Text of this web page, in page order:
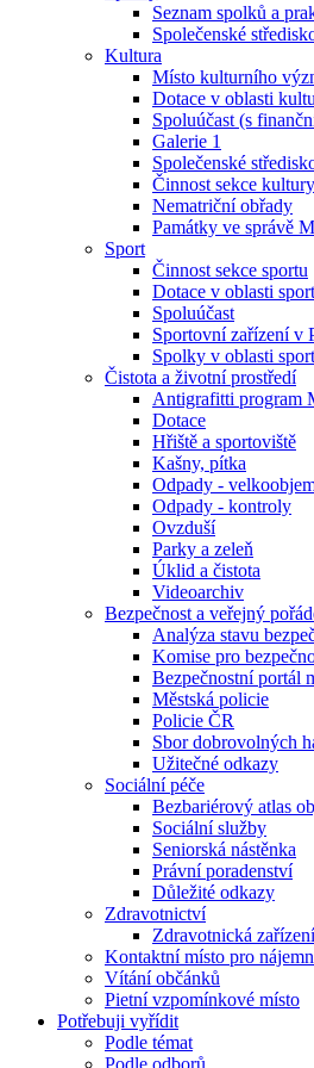
Seznam spolků a
Společenské
Kultura
Místo kulturního
Dotace v oblasti
Spoluúčast (s
Galerie 1
Společenské
Činnost sekce kultury
Nematriční obřady
Památky ve správě
Sport
Činnost sekce sportu
Dotace v oblasti
Spoluúčast
Sportovní zařízení v
Spolky v oblasti
Čistota a životní prostředí
Antigrafitti program
Dotace
Hřiště a sportoviště
Kašny, pítka
Odpady -
Odpady - kontroly
Ovzduší
Parky a zeleň
Úklid a čistota
Videoarchiv
Bezpečnost a veřejný
Analýza stavu
Komise pro
Bezpečnostní portál
Městská policie
Policie ČR
Sbor dobrovolných
Užitečné odkazy
Sociální péče
Bezbariérový atlas
Sociální služby
Seniorská nástěnka
Právní poradenství
Důležité odkazy
Zdravotnictví
Zdravotnická zařízení
Kontaktní místo pro
Vítání občánků
Pietní vzpomínkové místo
Potřebuji vyřídit
Podle témat